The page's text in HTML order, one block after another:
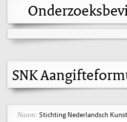
SNK
Naam: Stichting Nederlandsch